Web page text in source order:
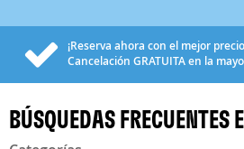
¡Reserva ahora con el mejor
Cancelación GRATUITAen la
BÚSQUEDAS FRECUENTES